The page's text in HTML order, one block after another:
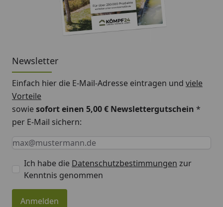
Newsletter
Einfach hier die E-Mail-Adresse eintragen und viele
Vorteile
sowiesofort einen 5,00 € Newslettergutschein *
per E-Mail sichern:
Keine Eingabe erforderlich
Eingabe erforderlich
E-Mail *
Ich habe die Datenschutzbestimmungen zur
Kenntnis genommen
Anmelden